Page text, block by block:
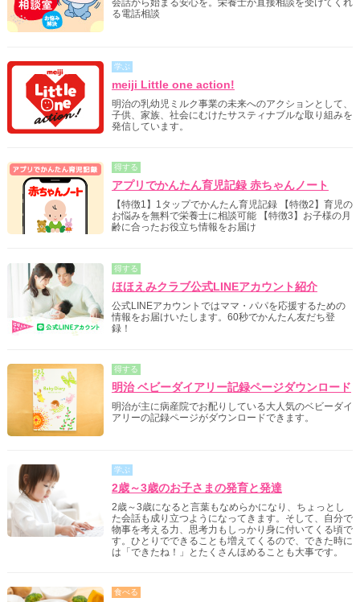
会話から始まる安心を。栄養士が直接相談を受けてくれ
る電話相談
学ぶ
meiji Little one action!
明治の乳幼児ミルク事業の未来へのアクションとして、
子供、家族、社会にむけたサスティナブルな取り組みを
発信しています。
得する
アプリでかんたん育児記録 赤ちゃんノート
【特徴1】1タップでかんたん育児記録 【特徴2】育児の
お悩みを無料で栄養士に相談可能 【特徴3】お子様の月
齢に合ったお役立ち情報をお届け
得する
ほほえみクラブ公式LINEアカウント紹介
公式LINEアカウントではママ・パパを応援するための
情報をお届けいたします。60秒でかんたん友だち登
録！
得する
明治 ベビーダイアリー記録ページダウンロード
明治が主に病産院でお配りしている大人気のベビーダイ
アリーの記録ページがダウンロードできます。
学ぶ
2歳～3歳のお子さまの発育と発達
2歳～3歳になると言葉もなめらかになり、ちょっとし
た会話も成り立つようになってきます。そして、自分で
物事を考える力、思考力もしっかり身に付いてくる頃で
す。ひとりでできることも増えてくるので、できた時に
は「できたね！」とたくさんほめることも大事です。
食べる